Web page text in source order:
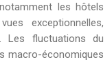
les hôtels
exceptionnelles,
Les fluctuations du
macro-économiques